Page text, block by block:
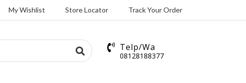
My Wishlist Store Locator Track Your Order
Telp/Wa
08128188377